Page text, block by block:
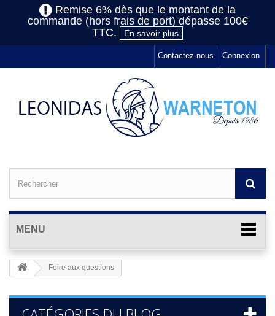
Remise 6% dès que le montant de la
commande (hors frais de port) dépasse 100€
TTC.
En savoir plus
Connexion
Contactez-nous
MENU
Foire aux questions